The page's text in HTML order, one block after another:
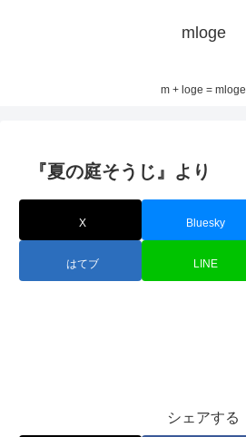
mloge
m + loge = mloge
『夏の庭そうじ』より
X Bluesky
はてブ LINE
シェアする